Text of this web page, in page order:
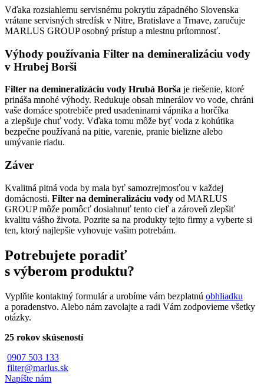
Vďaka rozsiahlemu servisnému pokrytiu západného Slovenska
vrátane servisných stredísk v Nitre, Bratislave a Trnave, zaručuje
MARLUS GROUP osobný prístup a miestnu prítomnosť.
Výhody používania Filter na demineralizáciu vody
v Hrubej Borši
Filter na demineralizáciu vody Hrubá Borša je riešenie, ktoré
prináša mnohé výhody. Redukuje obsah minerálov vo vode, chráni
vaše domáce spotrebiče pred usadeninami vápnika a horčíka
a zlepšuje chuť vody. Vďaka tomu môže byť voda z kohútika
bezpečne používaná na pitie, varenie, pranie bielizne alebo
umývanie riadu.
Záver
Kvalitná pitná voda by mala byť samozrejmosťou v každej
domácnosti. Filter na demineralizáciu vody od MARLUS
GROUP môže pomôcť dosiahnuť tento cieľ a zároveň zlepšiť
kvalitu vášho života. Pozrite sa na produkty tejto firmy a vyberte si
ten, ktorý najlepšie vyhovuje vašim potrebám.
Potrebujete poradiť
s výberom produktu?
Vyplňte kontaktný formulár a urobíme vám bezplatnú obhliadku
a poradenstvo. Alebo nám zavolajte a radi Vám zodpovieme všetky
otázky.
25 rokov skúseností
0907 503 133
filter@marlus.sk
Napíšte nám